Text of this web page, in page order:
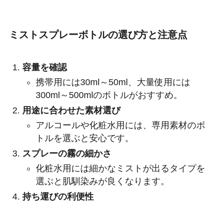
ミストスプレーボトルの選び方と注意点
容量を確認
携帯用には30ml～50ml、大量使用には
300ml～500mlのボトルがおすすめ。
用途に合わせた素材選び
アルコールや化粧水用には、専用素材のボ
トルを選ぶと安心です。
スプレーの霧の細かさ
化粧水用には細かなミストが出るタイプを
選ぶと肌馴染みが良くなります。
持ち運びの利便性